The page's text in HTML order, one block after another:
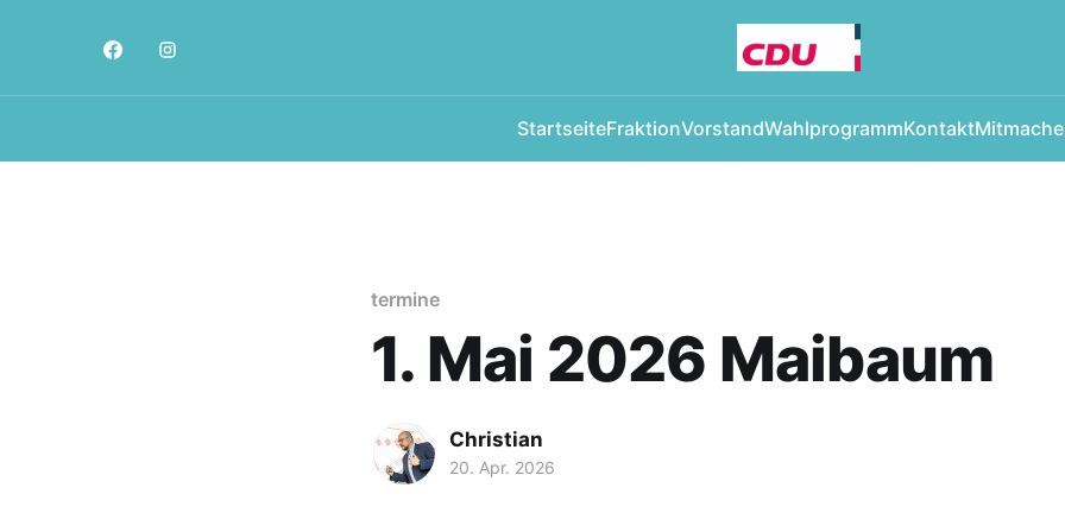
StartseiteFraktionVorstandWahlprogrammKontakt
termine
1. Mai 2026 Maibaum
Christian
20. Apr. 2026